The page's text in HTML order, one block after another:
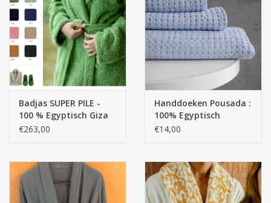
Badjas SUPER PILE -
100 % Egyptisch Giza
katoen Extra lange
€263,00
Handdoeken Pousada :
100% Egyptisch
katoen Giza / Extra
€14,00